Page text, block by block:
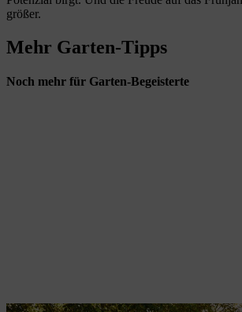
größer.
Mehr Garten-Tipps
Noch mehr für Garten-Begeisterte